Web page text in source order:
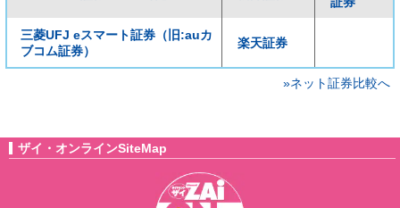
三菱UFJ eスマート証券（旧:auカ
ブコム証券）
楽天証券
»ネット証券比較へ
ザイ・オンラインSiteMap